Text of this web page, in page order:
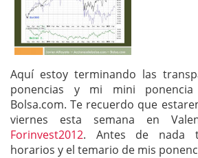
Aquí estoy terminando las
ponencias y mi mini
Bolsa.com. Te recuerdo que
viernes esta semana en
Forinvest2012. Antes de nada
horarios y el temario de mis